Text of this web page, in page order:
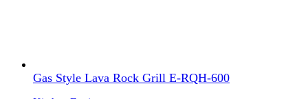
Gas Style Lava Rock Grill E-RQH-600